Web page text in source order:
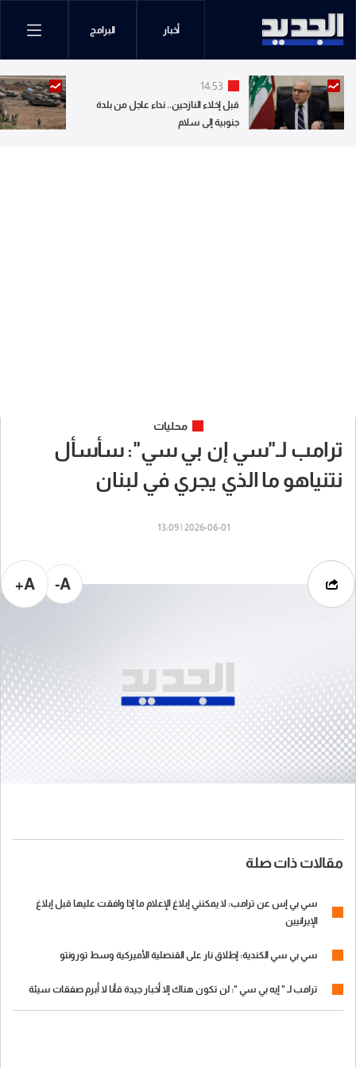
أخبار البرامج
14:53
قبل إخلاء النازحين.. نداء عاجل من بلدة
جنوبية إلى سلام
محليات
ترامب لـ"سي إن بي سي": سأسأل
نتنياهو ما الذي يجري في لبنان
2026-06-01 | 13:09
A-
A+
مقالات ذات صلة
سي بي إس عن ترامب: لا يمكنني إبلاغ الإعلام ما إذا وافقت عليها قبل إبلاغ
الإيرانيين
سي بي سي الكندية: إطلاق نار على القنصلية الأميركية وسط تورونتو
ترامب لـ " إيه بي سي ": لن تكون هناك إلا أخبار جيدة فأنا لا أبرم صفقات سيئة